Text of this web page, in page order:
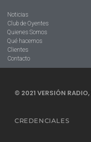
Noticias
Club de Oyentes
Quienes Somos
Qué hacemos
Clientes
Contacto
© 2021 VERSIÓN RADIO,
CREDENCIALES